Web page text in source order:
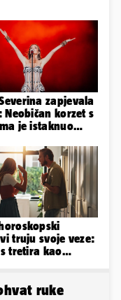
zapjevala
Neobičan korzet s
je istaknuo
truju svoje veze:
tretira kao
ruke